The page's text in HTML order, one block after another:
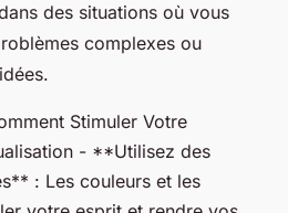
des situations où vous
complexes ou
Stimuler Votre
- **Utilisez des
: Les couleurs et les